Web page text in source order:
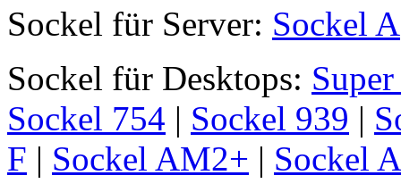
Sockel für Server: Sockel A
Sockel für Desktops:
Sockel 754 | Sockel 939 |
F | Sockel AM2+ | Sockel